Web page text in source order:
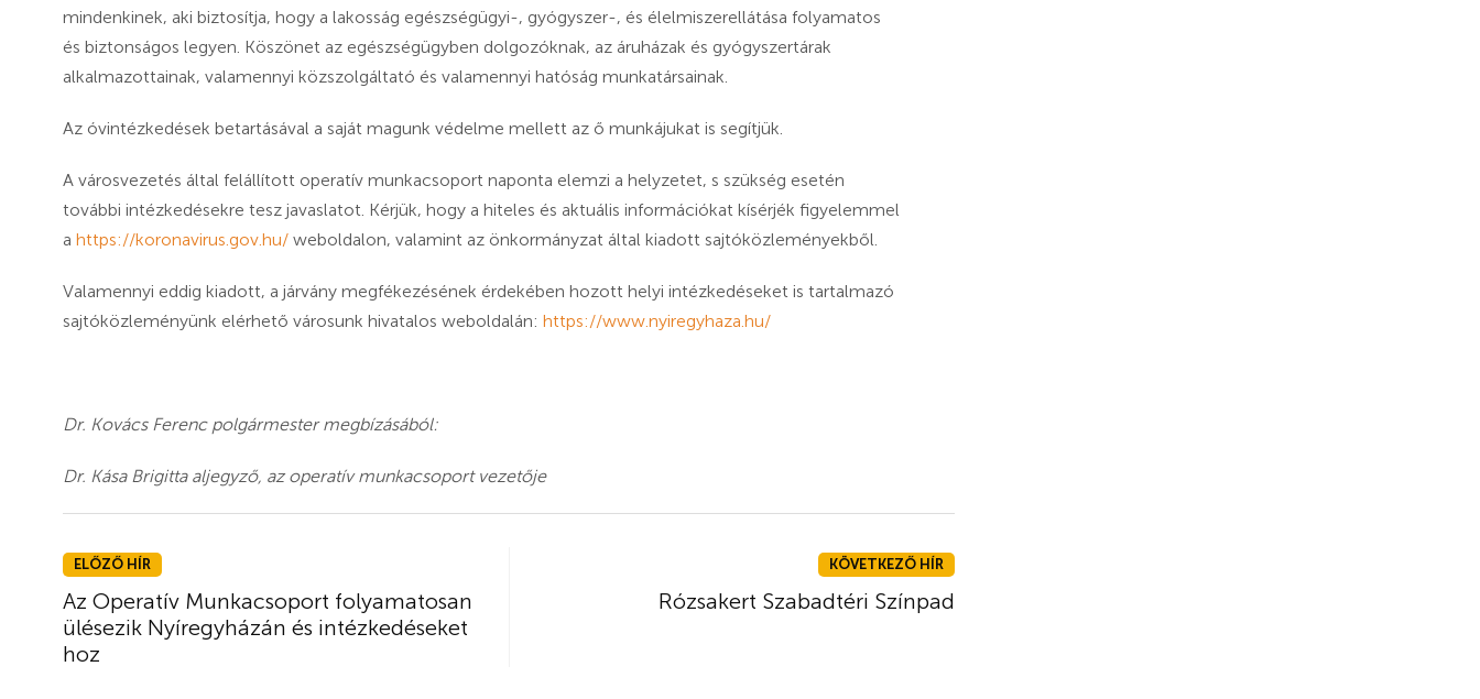
mindenkinek, aki biztosítja, hogy a lakosság egészségügyi-, gyógyszer-, és élelmiszerellátása folyamatos
és biztonságos legyen. Köszönet az egészségügyben dolgozóknak, az áruházak és gyógyszertárak
alkalmazottainak, valamennyi közszolgáltató és valamennyi hatóság munkatársainak.
Az óvintézkedések betartásával a saját magunk védelme mellett az ő munkájukat is segítjük.
A városvezetés által felállított operatív munkacsoport naponta elemzi a helyzetet, s szükség esetén
további intézkedésekre tesz javaslatot. Kérjük, hogy a hiteles és aktuális információkat kísérjék figyelemmel
a https://koronavirus.gov.hu/ weboldalon, valamint az önkormányzat által kiadott sajtóközleményekből.
Valamennyi eddig kiadott, a járvány megfékezésének érdekében hozott helyi intézkedéseket is tartalmazó
sajtóközleményünk elérhető városunk hivatalos weboldalán: https://www.nyiregyhaza.hu/
Dr. Kovács Ferenc polgármester megbízásából:
Dr. Kása Brigitta aljegyző, az operatív munkacsoport vezetője
ELŐZŐ HÍR
Az Operatív Munkacsoport folyamatosan
ülésezik Nyíregyházán és intézkedéseket
hoz
KÖVETKEZŐ HÍR
Rózsakert Szabadtéri Színpad